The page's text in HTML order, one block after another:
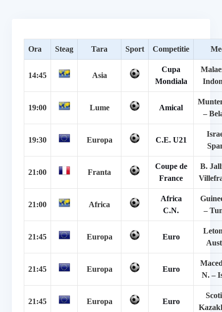
Ora Steag Tara Sport Competitie
14:45 Asia
Cupa
Mondiala
19:00 Lume Amical
–
19:30 Europa C.E. U21
21:00 Franta
Coupe de
France
B.
21:00 Africa
Africa
C.N.
–
21:45 Europa Euro
21:45 Europa Euro
N. –
21:45 Europa Euro